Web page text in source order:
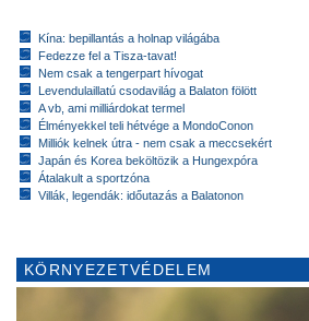
Kína: bepillantás a holnap világába
Fedezze fel a Tisza-tavat!
Nem csak a tengerpart hívogat
Levendulaillatú csodavilág a Balaton fölött
A vb, ami milliárdokat termel
Élményekkel teli hétvége a MondoConon
Milliók kelnek útra - nem csak a meccsekért
Japán és Korea beköltözik a Hungexpóra
Átalakult a sportzóna
Villák, legendák: időutazás a Balatonon
KÖRNYEZETVÉDELEM